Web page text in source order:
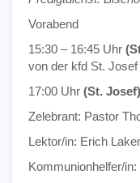
Vorabend
15:30 – 16:45 Uhr
von der kfd St. Josef
17:00 Uhr (St. Josef)
Zelebrant: Pastor
Lektor/in: Erich
Kommunionhelfer/